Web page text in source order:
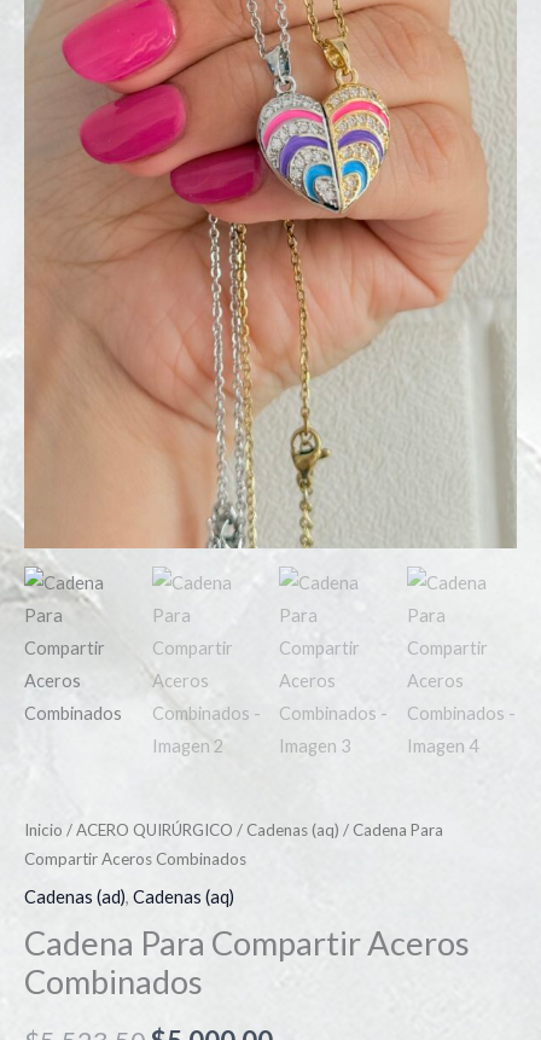
Inicio /ACERO QUIRÚRGICO / Cadenas (aq) / Cadena Para
Compartir Aceros Combinados
Cadenas (ad), Cadenas (aq)
Cadena Para Compartir Aceros
Combinados